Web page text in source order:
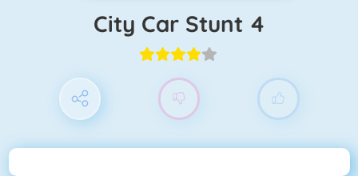
City Car Stunt 4